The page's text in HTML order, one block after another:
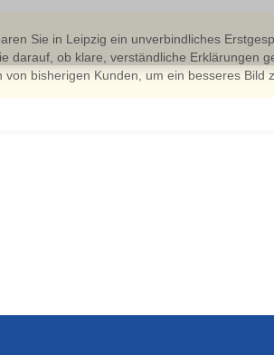
Sie in Leipzig ein unverbindliches
darauf, ob klare, verständliche Erklärungen
von bisherigen Kunden, um ein besseres Bild